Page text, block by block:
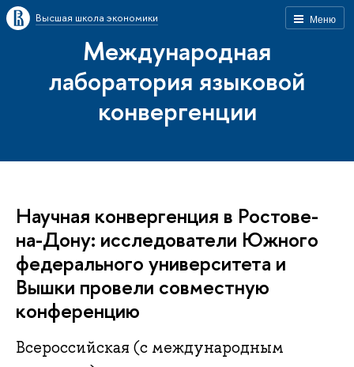
Меню
Высшая школа экономики
Международная
лаборатория языковой
конвергенции
Научная конвергенция в Ростове-
на-Дону: исследователи Южного
федерального университета и
Вышки провели совместную
конференцию
Всероссийская (с международным